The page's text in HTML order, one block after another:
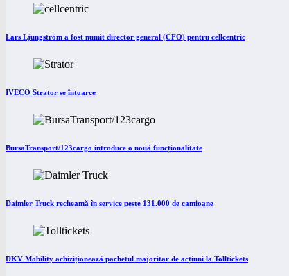
Lars Ljungström a fost numit director general (CFO) pentru cellcentric
IVECO Strator se întoarce
BursaTransport/123cargo introduce o nouă funcționalitate
Daimler Truck recheamă în service peste 131.000 de camioane
DKV Mobility achiziționează pachetul majoritar de acțiuni la Tolltickets